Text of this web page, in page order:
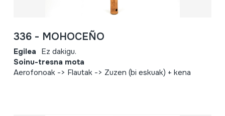
336 - MOHOCEÑO
Egilea Ez dakigu.
Soinu-tresna mota
Aerofonoak -> Flautak -> Zuzen (bi eskuak) + kena